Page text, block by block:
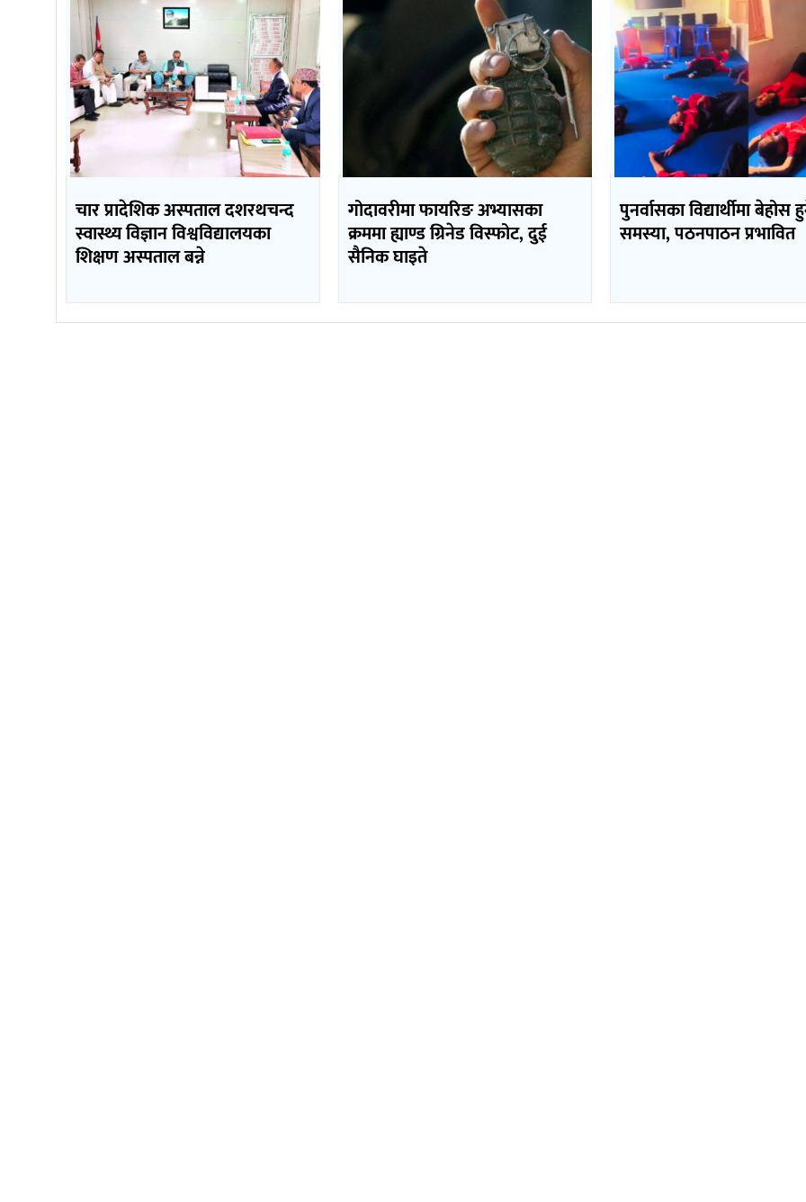
चार प्रादेशिक अस्पताल दशरथचन्द
स्वास्थ्य विज्ञान विश्वविद्यालयका
शिक्षण अस्पताल बन्ने
गोदावरीमा फायरिङ अभ्यासका
क्रममा ह्याण्ड ग्रिनेड विस्फोट, दुई
सैनिक घाइते
पुनर्वासका विद्यार्थीमा बेहोस
समस्या, पठनपाठन प्रभावित